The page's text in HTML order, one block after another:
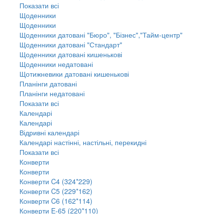
Показати всі
Щоденники
Щоденники
Щоденники датовані "Бюро", "Бізнес","Тайм-центр"
Щоденники датовані "Стандарт"
Щоденники датовані кишенькові
Щоденники недатовані
Щотижневики датовані кишенькові
Планінги датовані
Планінги недатовані
Показати всі
Календарі
Календарі
Відривні календарі
Календарі настінні, настільні, перекидні
Показати всі
Конверти
Конверти
Конверти C4 (324*229)
Конверти C5 (229*162)
Конверти C6 (162*114)
Конверти E-65 (220*110)